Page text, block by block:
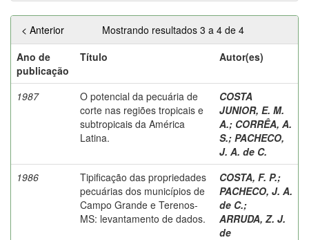
Mostrando resultados 3 a 4 de 4
< Anterior
Ano de
publicação
Título Autor(es)
1987
O potencial da pecuária de
corte nas regiões tropicais e
subtropicais da América
Latina.
COSTA
JUNIOR, E. M.
A.; CORRÊA, A.
S.; PACHECO,
J. A. de C.
1986
Tipificação das propriedades
pecuárias dos municípios de
Campo Grande e Terenos-
MS: levantamento de dados.
COSTA, F. P.;
PACHECO, J. A.
de C.;
ARRUDA, Z. J.
de